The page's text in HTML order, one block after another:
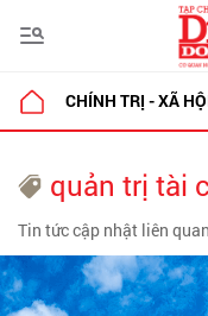
CHÍNH TRỊ - XÃ
quản trị tài
Tin tức cập nhật liên